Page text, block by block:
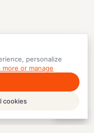
personalize
more or manage
cookies